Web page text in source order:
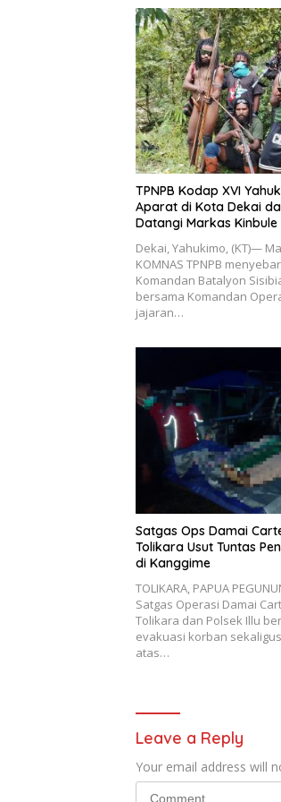
TPNPB Kodap XVI
Aparat di Kota Dekai
Datangi Markas Kinbule
Dekai, Yahukimo, (KT)—
KOMNAS TPNPB
Komandan Batalyon
bersama Komandan
jajaran…
Satgas Ops Damai
Tolikara Usut Tuntas
di Kanggime
TOLIKARA, PAPUA
Satgas Operasi Damai
Tolikara dan Polsek Illu
evakuasi korban
atas…
Leave a Reply
Your email address will